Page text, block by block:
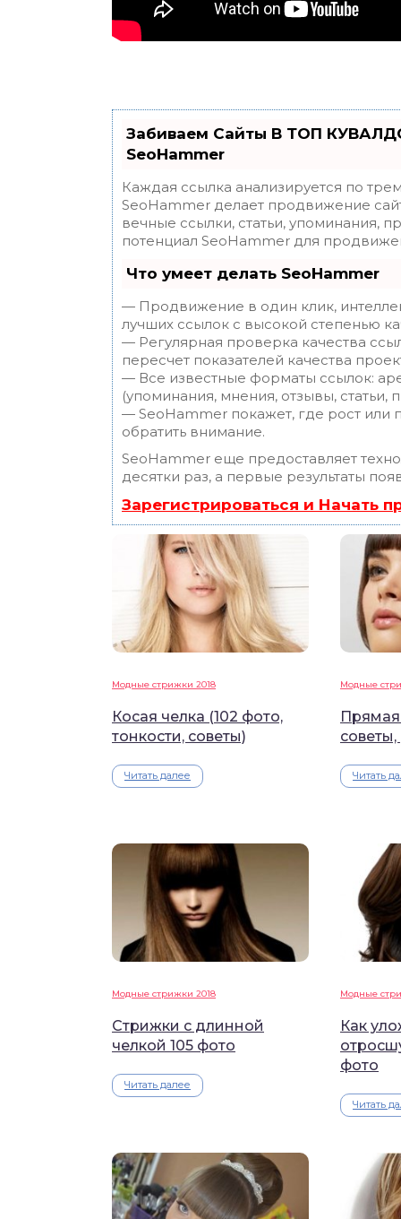
Забиваем Сайты В ТОП
SeoHammer
Каждая ссылка анализируется по
SeoHammer делает продвижение
вечные ссылки, статьи, упоминания,
потенциал SeoHammer для
Что умеет делать SeoHammer
— Продвижение в один клик,
лучших ссылок с высокой степенью
— Регулярная проверка качества
пересчет показателей качества
— Все известные форматы ссылок:
(упоминания, мнения, отзывы, статьи,
— SeoHammer покажет, где рост или
обратить внимание.
SeoHammer еще предоставляет
десятки раз, а первые результаты
Зарегистрироваться и Начать
Модные стрижки 2018
Косая челка (102 фото,
тонкости, советы)
Читать далее
Модные
Прямая
Читать
Модные стрижки 2018
Стрижки с длинной
челкой 105 фото
Читать далее
Модные
Как
фото
Читать